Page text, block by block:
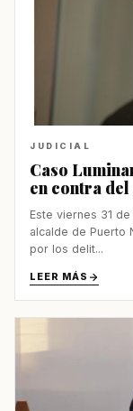
JUDICIAL
Caso
en contra
Este viernes 31
alcalde de Puerto
por los delit...
LEER MÁS